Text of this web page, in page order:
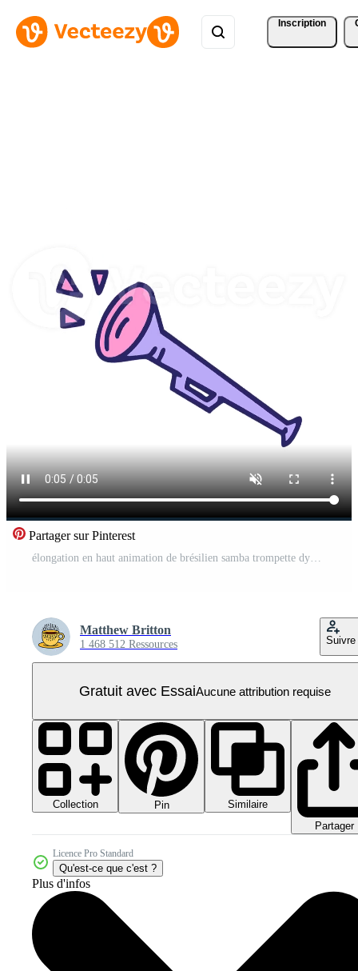
Inscription
Partager sur Pinterest
élongation en haut animation de brésilien samba trompette dynamitage Vidéo Pro
Matthew Britton
1 468 512 Ressources Suivre
Gratuit avec EssaiAucune attribution requise
Collection Pin
Similaire
Partager
Licence Pro Standard
Qu'est-ce que c'est ?
Plus d'infos